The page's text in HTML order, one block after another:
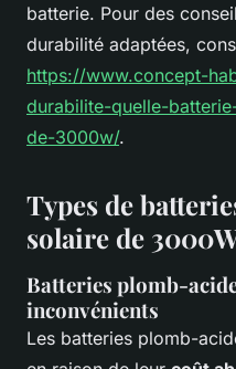
batterie. Pour des
durabilité adaptées,
https://www.concept-
durabilite-quelle-
de-3000w/.
Types de
solaire de
Batteries plomb-
inconvénients
Les batteries plomb-